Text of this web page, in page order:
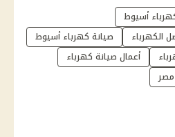
أسيوط
الكهرباء
صيانة كهرباء أسيوط
أعمال صيانة كهرباء